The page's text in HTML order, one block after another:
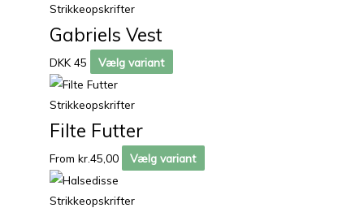
Strikkeopskrifter
Gabriels Vest
DKK 45 Vælg variant
Strikkeopskrifter
Filte Futter
Fromkr.45,00 Vælg variant
Strikkeopskrifter